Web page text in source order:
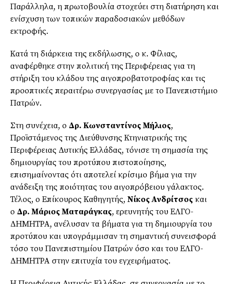
Παράλληλα, η πρωτοβουλία στοχεύει στη διατήρηση και
ενίσχυση των τοπικών παραδοσιακών μεθόδων
εκτροφής.
Κατά τη διάρκεια της εκδήλωσης, ο κ. Φίλιας,
αναφέρθηκε στην πολιτική της Περιφέρειας για τη
στήριξη του κλάδου της αιγοπροβατοτροφίας και τις
προοπτικές περαιτέρω συνεργασίας με το Πανεπιστήμιο
Πατρών.
Στη συνέχεια, ο Δρ. Κωνσταντίνος Μήλιος,
Προϊστάμενος της Διεύθυνσης Κτηνιατρικής της
Περιφέρειας Δυτικής Ελλάδας, τόνισε τη σημασία της
δημιουργίας του προτύπου πιστοποίησης,
επισημαίνοντας ότι αποτελεί κρίσιμο βήμα για την
ανάδειξη της ποιότητας του αιγοπρόβειου γάλακτος.
Τέλος, ο Επίκουρος Καθηγητής, Νίκος Ανδρίτσος και
ο Δρ. Μάριος Ματαράγκας, ερευνητής του ΕΛΓΟ-
ΔΗΜΗΤΡΑ, ανέλυσαν τα βήματα για τη δημιουργία του
προτύπου και υπογράμμισαν τη σημαντική συνεισφορά
τόσο του Πανεπιστημίου Πατρών όσο και του ΕΛΓΟ-
ΔΗΜΗΤΡΑ στην επιτυχία του εγχειρήματος.